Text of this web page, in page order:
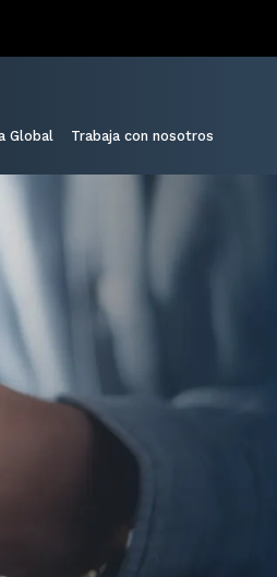
Global Trabaja con nosotros